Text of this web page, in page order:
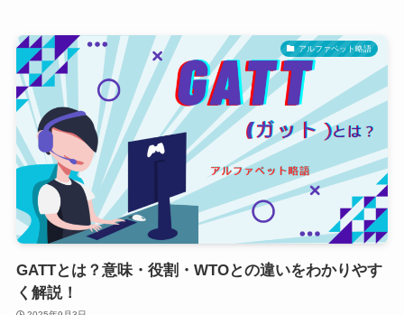
アルファベット略語
GATTとは？意味・役割・WTOとの違いをわかりやす
く解説！